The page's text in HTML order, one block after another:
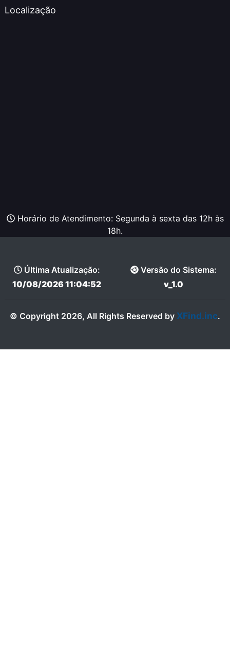
Localização
Horário de Atendimento: Segunda à sexta das 12h às
18h.
Última Atualização:
10/08/2026 11:04:52
Versão do Sistema:
v_1.0
© Copyright 2026, All Rights Reserved by XFind.inc.